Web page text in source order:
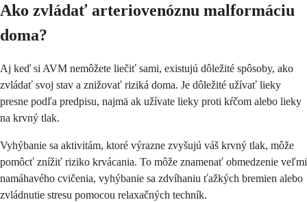
Ako zvládať arteriovenóznu malformáciu
doma?
Aj keď si AVM nemôžete liečiť sami, existujú dôležité spôsoby, ako
zvládať svoj stav a znižovať riziká doma. Je dôležité užívať lieky
presne podľa predpisu, najmä ak užívate lieky proti kŕčom alebo lieky
na krvný tlak.
Vyhýbanie sa aktivitám, ktoré výrazne zvyšujú váš krvný tlak, môže
pomôcť znížiť riziko krvácania. To môže znamenať obmedzenie veľmi
namáhavého cvičenia, vyhýbanie sa zdvíhaniu ťažkých bremien alebo
zvládnutie stresu pomocou relaxačných techník.